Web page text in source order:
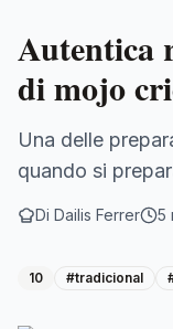
Autentica
di mojo
Una delle
quando si
Di Dailis Ferrer 5
10 #tradicional